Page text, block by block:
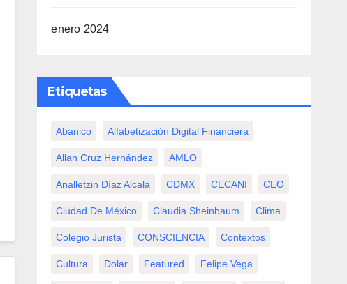
enero 2024
Etiquetas
Abanico Alfabetización Digital Financiera
Allan Cruz Hernández AMLO
Analletzin Díaz Alcalá CDMX CECANI CEO
Ciudad De México Claudia Sheinbaum Clima
Colegio Jurista CONSCIENCIA Contextos
Cultura Dolar Featured Felipe Vega